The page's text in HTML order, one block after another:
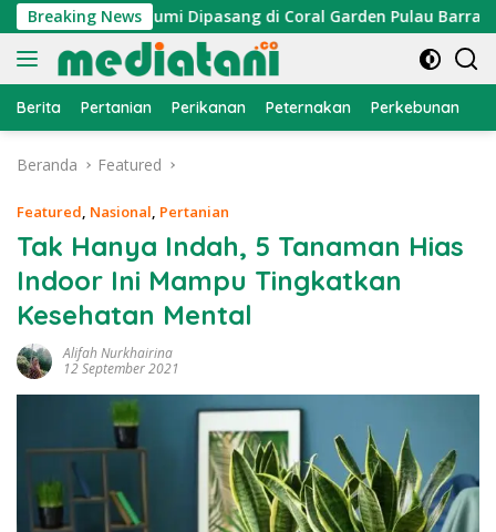
Langsung
ke
konten
Breaking News
Cumi Dipasang di Coral Garden Pulau Barrang Caddi
Berita Pertanian Perikanan Peternakan Perkebunan
Beranda Featured
Featured, Nasional, Pertanian
Tak Hanya Indah, 5 Tanaman Hias
Indoor Ini Mampu Tingkatkan
Kesehatan Mental
Alifah Nurkhairina
12 September 2021